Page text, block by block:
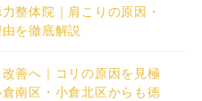
整体院｜肩こりの原因・
を徹底解説
善へ｜コリの原因を見極
南区・小倉北区からも徳